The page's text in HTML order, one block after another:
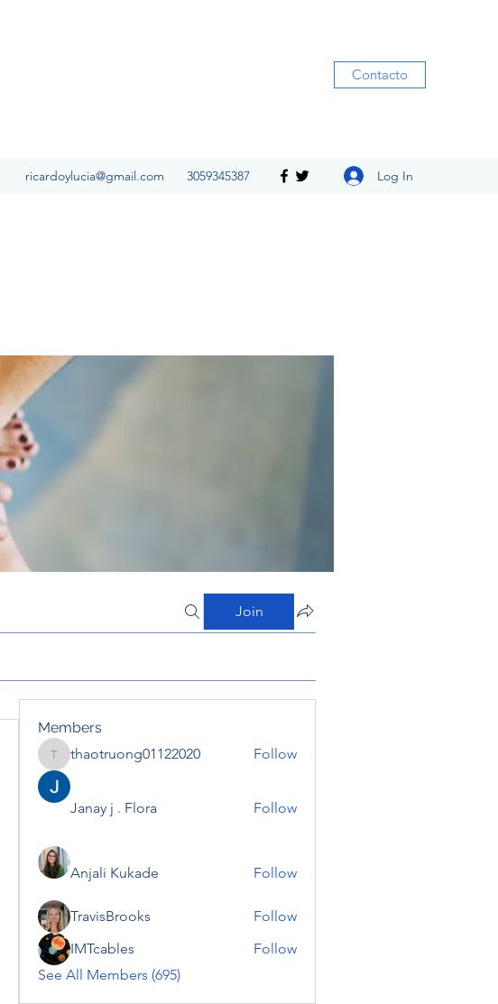
Contacto
ricardoylucia@gmail.com 3059345387 Log In
Join
Members
thaotruong01122020
thaotruong01122020 Follow
Janay j . Flora Follow
Anjali Kukade Follow
TravisBrooks
Follow
IMTcables
Follow
See All Members (695)